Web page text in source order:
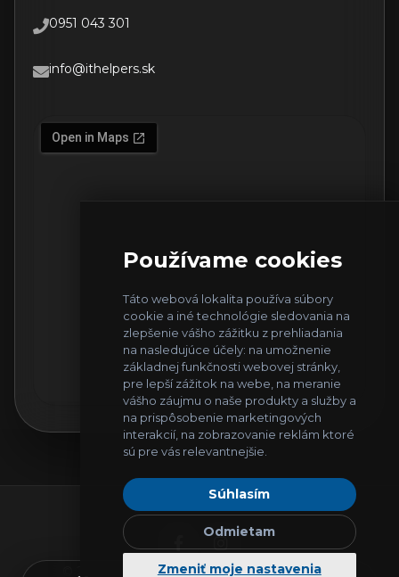
Používame cookies
Táto webová lokalita používa súbory
cookie a iné technológie sledovania na
zlepšenie vášho zážitku z prehliadania
na nasledujúce účely: na umožnenie
základnej funkčnosti webovej stránky,
pre lepší zážitok na webe na meranie
vášho záujmu o naše produkty a služby a
na prispôsobenie marketingových
interakcií, na zobrazovanie reklám ktoré
sú pre vás relevantnejšie
Súhlasím
Odmietam
Zmeniť moje nastavenia
0951 043 301
info@ithelpers.sk
IT Helpers. Všetky práva vyhradené.